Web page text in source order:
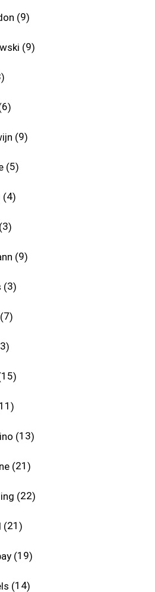
9
9
6
9
5
4
3
9
3
7
3
15
13
21
22
21
19
14